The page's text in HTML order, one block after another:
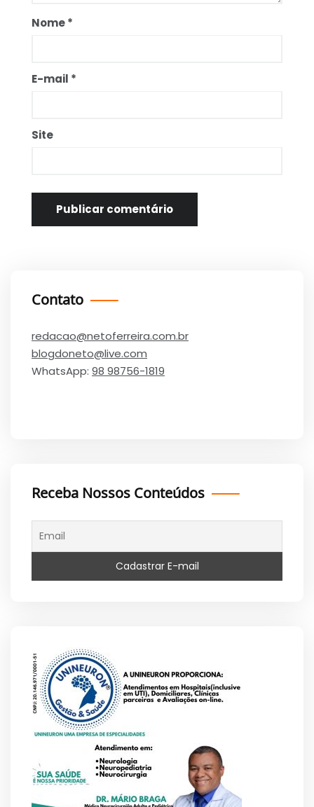
Nome*
E-mail *
Site
Contato
redacao@netoferreira.com.br
blogdoneto@live.com
WhatsApp: 98 98756-1819
Receba Nossos Conteúdos